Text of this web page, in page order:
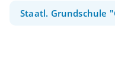
Staatl. Grundschule